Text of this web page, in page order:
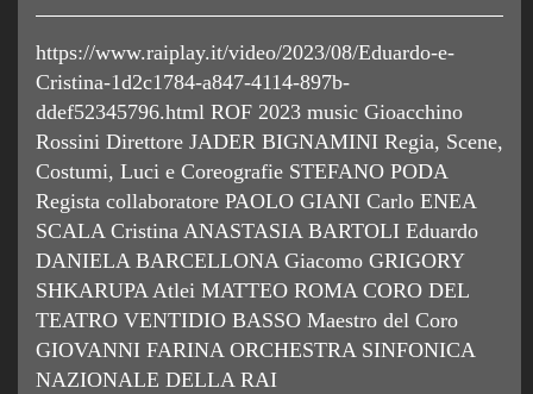
https://www.raiplay.it/video/2023/08/Eduardo-e-
Cristina-1d2c1784-a847-4114-897b-
ddef52345796.html ROF 2023 music Gioacchino
Rossini Direttore JADER BIGNAMINI Regia, Scene,
Costumi, Luci e Coreografie STEFANO PODA
Regista collaboratore PAOLO GIANI Carlo ENEA
SCALA Cristina ANASTASIA BARTOLI Eduardo
DANIELA BARCELLONA Giacomo GRIGORY
SHKARUPA Atlei MATTEO ROMA CORO DEL
TEATRO VENTIDIO BASSO Maestro del Coro
GIOVANNI FARINA ORCHESTRA SINFONICA
NAZIONALE DELLA RAI